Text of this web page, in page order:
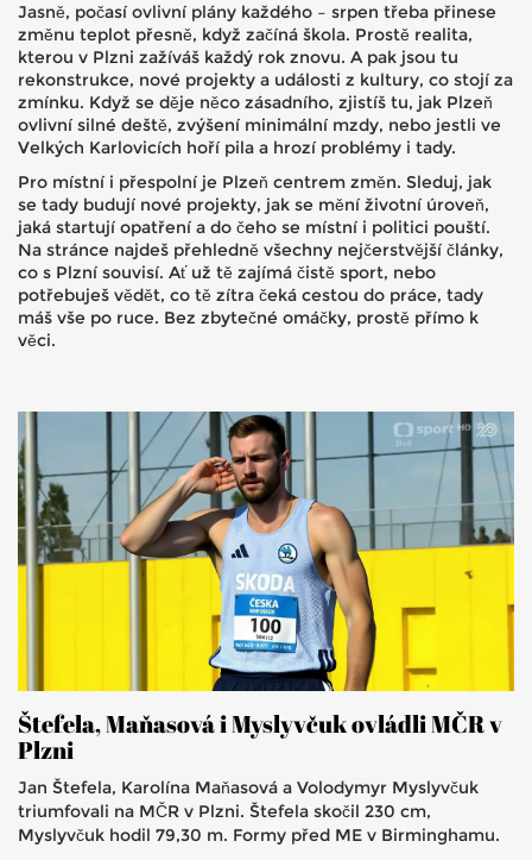
Jasně, počasí ovlivní plány každého – srpen třeba přinese
změnu teplot přesně, když začíná škola. Prostě realita,
kterou v Plzni zažíváš každý rok znovu. A pak jsou tu
rekonstrukce, nové projekty a události z kultury, co stojí za
zmínku. Když se děje něco zásadního, zjistíš tu, jak Plzeň
ovlivní silné deště, zvýšení minimální mzdy, nebo jestli ve
Velkých Karlovicích hoří pila a hrozí problémy i tady.
Pro místní i přespolní je Plzeň centrem změn. Sleduj, jak
se tady budují nové projekty, jak se mění životní úroveň,
jaká startují opatření a do čeho se místní i politici pouští.
Na stránce najdeš přehledně všechny nejčerstvější články,
co s Plzní souvisí. Ať už tě zajímá čistě sport, nebo
potřebuješ vědět, co tě zítra čeká cestou do práce, tady
máš vše po ruce. Bez zbytečné omáčky, prostě přímo k
věci.
Štefela, Maňasová i Myslyvčuk ovládli MČR v
Plzni
Jan Štefela, Karolína Maňasová a Volodymyr Myslyvčuk
triumfovali na MČR v Plzni. Štefela skočil 230 cm,
Myslyvčuk hodil 79,30 m. Formy před ME v Birminghamu.